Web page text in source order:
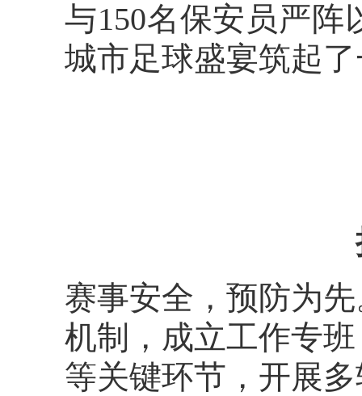
与150名保安员严阵
城市足球盛宴筑起
赛事安全，预防为
机制，成立工作专
等关键环节，开展